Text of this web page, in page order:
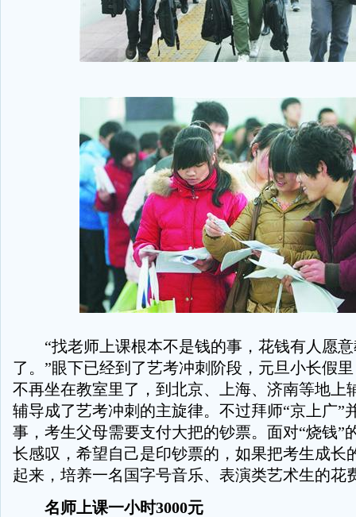
“找老师上课根本不是钱的事，花钱有人愿意
了。”眼下已经到了艺考冲刺阶段，元旦小长假
不再坐在教室里了，到北京、上海、济南等地上
辅导成了艺考冲刺的主旋律。不过拜师“京上广”
事，考生父母需要支付大把的钞票。面对“烧钱”
长感叹，希望自己是印钞票的，如果把考生成长
起来，培养一名国字号音乐、表演类艺术生的花
名师上课一小时3000元